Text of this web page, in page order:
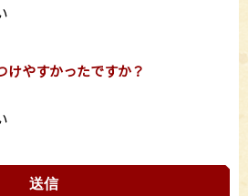
けやすかったですか？